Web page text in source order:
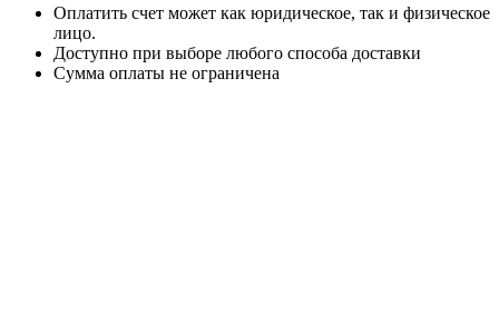
Оплатить счет может как юридическое, так и физическое
лицо.
Доступно при выборе любого способа доставки
Сумма оплаты не ограничена